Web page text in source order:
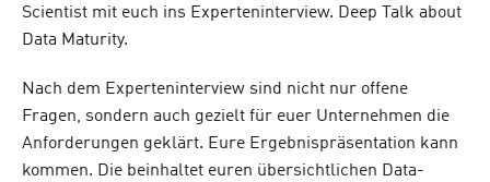
Scientist mit euch ins Experteninterview. Deep Talk about
Data Maturity.
Nach dem Experteninterview sind nicht nur offene
Fragen, sondern auch gezielt für euer Unternehmen die
Anforderungen geklärt. Eure Ergebnispräsentation kann
kommen. Die beinhaltet euren übersichtlichen Data-